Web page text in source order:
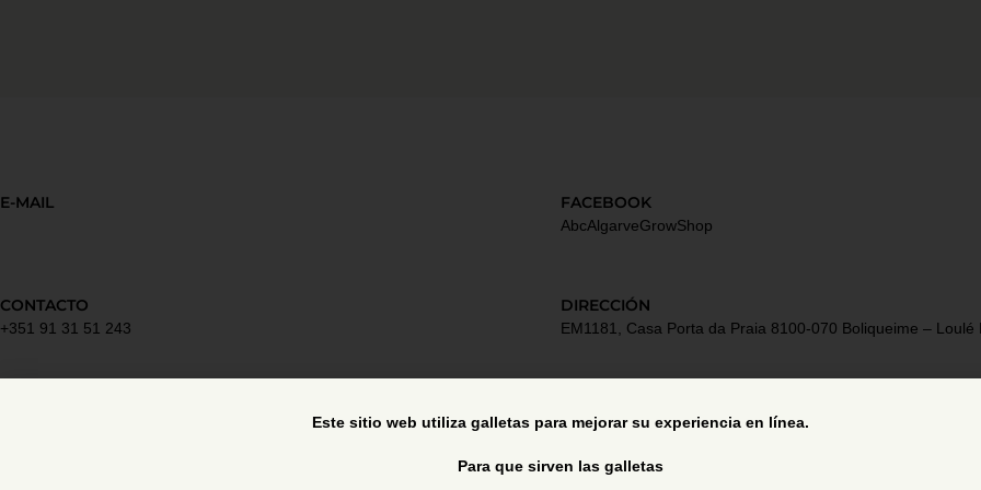
E-MAIL FACEBOOK
AbcAlgarveGrowShop
CONTACTO
+351 91 31 51 243
DIRECCIÓN
EM1181, Casa Porta da Praia 8100-070 Boliqueime – Loulé
Términos y Condiciones
Este sitio web utiliza galletas para mejorar su experiencia en línea.
Para que sirven las galletas